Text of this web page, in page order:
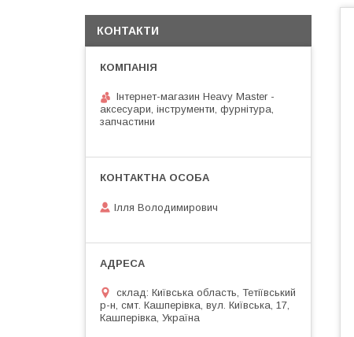
КОНТАКТИ
Інтернет-магазин Heavy Master -
аксесуари, інструменти, фурнітура,
запчастини
Ілля Володимирович
склад: Київська область, Тетіївський
р-н, смт. Кашперівка, вул. Київська, 17,
Кашперівка, Україна